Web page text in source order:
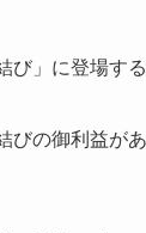
び」に登場す
びの御利益が